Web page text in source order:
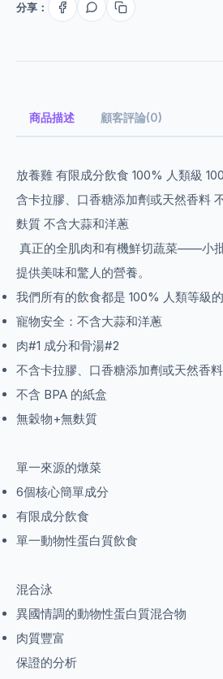
分享：
商品描述 顧客評論(0)
放養雞 有限成分飲食 100% 人類級
含卡拉膠、口香糖添加劑或天然香料
麩質 不含大蒜和洋蔥
真正的全肌肉和有機鮮切蔬菜——小
提供美味和驚人的營養。
我們所有的飲食都是 100% 人類等級的
寵物安全：不含大蒜和洋蔥
肉#1 成分和骨湯#2
不含卡拉膠、口香糖添加劑或天然香料
不含 BPA 的紙盒
無穀物+無麩質
單一來源的燉菜
6個核心簡單成分
有限成分飲食
單一動物性蛋白質飲食
混合泳
異國情調的動物性蛋白質混合物
肉質豐富
保證的分析